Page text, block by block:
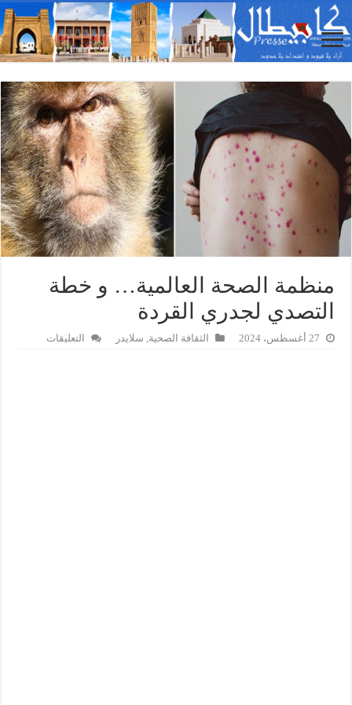
منظمة الصحة العالمية… و خطة
التصدي لجدري القردة
27 أغسطس، 2024 الثقافة الصحية, سلايدر التعليقات